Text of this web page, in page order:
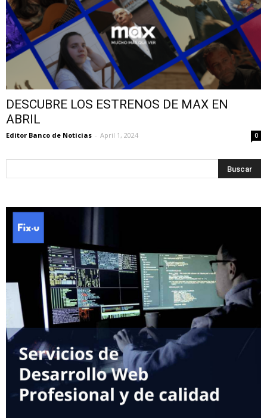
DESCUBRE LOS ESTRENOS DE MAX EN
ABRIL
Editor Banco de Noticias - April 1, 2024 0